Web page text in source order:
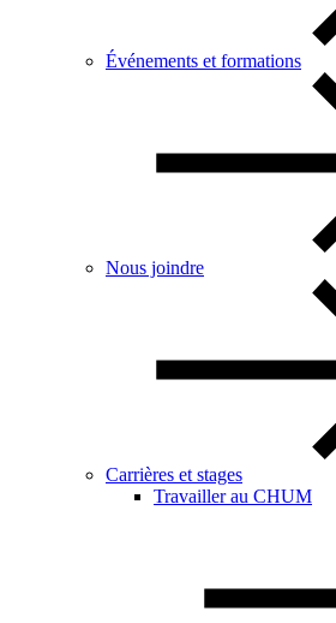
Événements et formations
Nous joindre
Carrières et stages
Travailler au CHUM